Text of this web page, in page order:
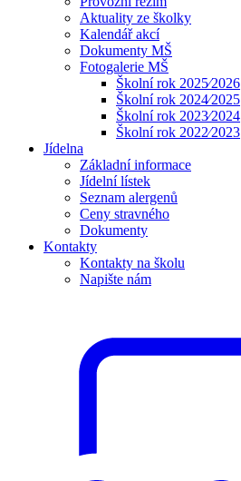
Aktuality ze školky
Kalendář akcí
Dokumenty MŠ
Fotogalerie MŠ
Školní rok 2025⁄2026
Školní rok 2024⁄2025
Školní rok 2023⁄2024
Školní rok 2022⁄2023
Jídelna
Základní informace
Jídelní lístek
Seznam alergenů
Ceny stravného
Dokumenty
Kontakty
Kontakty na školu
Napište nám